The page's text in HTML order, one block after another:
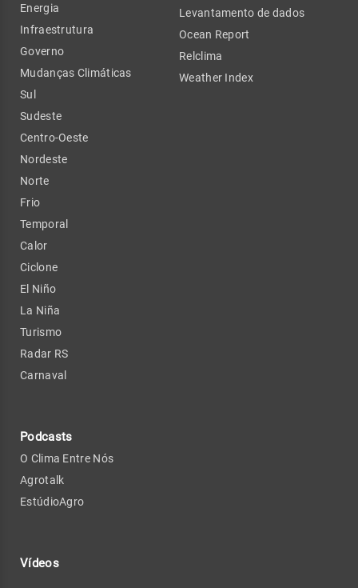
Energia
Infraestrutura
Governo
Mudanças Climáticas
Sul
Sudeste
Centro-Oeste
Nordeste
Norte
Frio
Temporal
Calor
Ciclone
El Niño
La Niña
Turismo
Radar RS
Carnaval
Podcasts
O Clima Entre Nós
Agrotalk
EstúdioAgro
Vídeos
Levantamento de dados
Ocean Report
Relclima
Weather Index